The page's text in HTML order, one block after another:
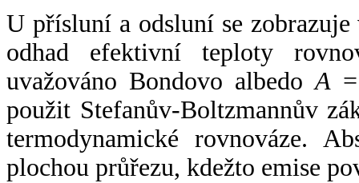
U přísluní a odsluní se
odhad efektivní teploty
uvažováno Bondovo albedoA
použit Stefanův-Boltzmannův
termodynamické rovnováze.
plochou průřezu, kdežto emise